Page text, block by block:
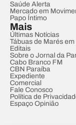
Saúde Alerta
Mercado em
Papo Íntimo
Mais
Últimas Notícias
Tábuas de Marés
Editais
Sobre o Jornal da
Cabo Branco FM
CBN Paraíba
Expediente
Comercial
Fale Conosco
Política de
Espaço Opinião